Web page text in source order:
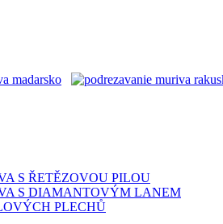
S ŘETĚZOVOU PILOU
S DIAMANTOVÝM LANEM
PLECHŮ